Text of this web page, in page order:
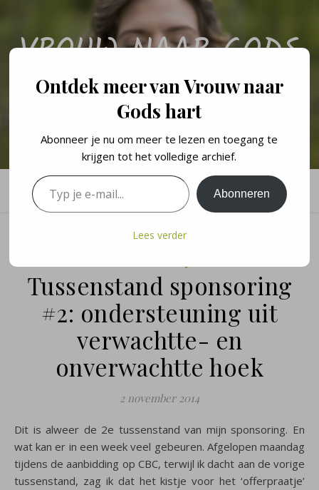
VROUW NAAR GODS
HART
Een persoonlijk blog over de levenslessen en geloofswandel van een
Tussenstand sponsoring
#2: ondersteuning uit
verwachtte- en
onverwachtte hoek
2 november 2014
Dit is alweer de 2e tussenstand van mijn sponsoring. En
wat kan er in een week veel gebeuren. Afgelopen maandag
tijdens de aanbidding op CBC, terwijl ik dacht aan de vorige
tussenstand, zag ik dat het kistje voor het ‘offerpraatje’
Ontdek meer van Vrouw naar
Gods hart
Abonneer je nu om meer te lezen en toegang te
krijgen tot het volledige archief.
Typ je e-mail...
Abonneren
Lees verder